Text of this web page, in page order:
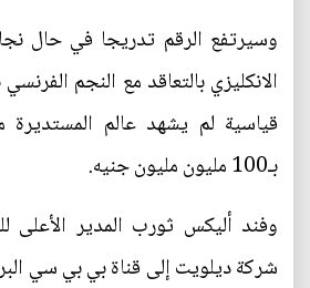
وسيرتفع الرقم تدريجا في حال
الانكليزي بالتعاقد مع النجم
قياسية لم يشهد عالم المستديرة
بـ100 مليون مليون جنيه.
وفند أليكس ثورب المدير الأعلى
شركة ديلويت إلى قناة بي بي سي